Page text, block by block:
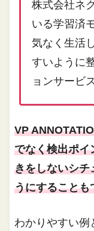
株式会社ネ
いる学習済
気なく生活
すいように
ョンサービ
VP
でなく検出ポイ
きをしないシチ
うにすることも
わかりやすい例